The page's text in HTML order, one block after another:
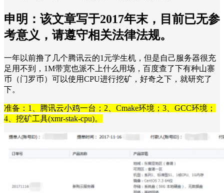
申明：该文章写于2017年末，目前已无参
考意义，请遵守相关法律法规。
一年以前撸了几个腾讯云的1元学生机，但是自己服务器很充
足用不到，1M带宽也派不上什么用场，百度查了下有种山寨
币（门罗币）可以使用CPU进行挖矿，好奇之下，就研究了
下。
准备：1、腾讯云小鸡一台；2、Cmake环境；3、GCC环境；
4、挖矿工具(xmr-stak-cpu)。